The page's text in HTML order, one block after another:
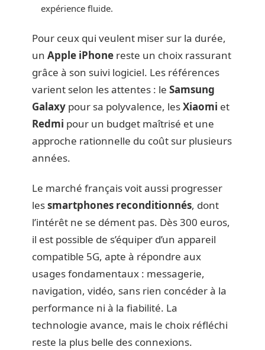
expérience fluide.
Pour ceux qui veulent miser sur la durée,
un Apple iPhone reste un choix rassurant
grâce à son suivi logiciel. Les références
varient selon les attentes : le Samsung
Galaxy pour sa polyvalence, lesXiaomi et
Redmi pour un budget maîtrisé et une
approche rationnelle du coût sur plusieurs
années.
Le marché français voit aussi progresser
lessmartphones reconditionnés, dont
l’intérêt ne se dément pas. Dès 300 euros,
il est possible de s’équiper d’un appareil
compatible 5G, apte à répondre aux
usages fondamentaux : messagerie,
navigation, vidéo, sans rien concéder à la
performance ni à la fiabilité. La
technologie avance, mais le choix réfléchi
reste la plus belle des connexions.